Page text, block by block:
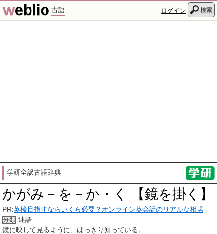
古語 ログイン 検索
学研全訳古語辞典
かがみ－を－か・く 【鏡を掛く】
PR:英検目指すならいくら必要？オンライン英会話のリアルな相場
分類 連語
鏡に映して見るように、はっきり知っている。